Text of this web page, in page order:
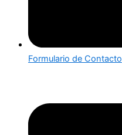
Formulario de Contacto